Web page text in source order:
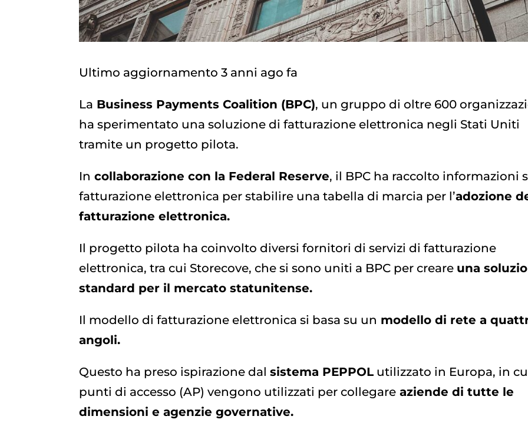
Ultimo aggiornamento 3 anni ago fa
La Business Payments Coalition (BPC), un gruppo di oltre 600
ha sperimentato una soluzione di fatturazione elettronica negli Stati Uniti
tramite un progetto pilota.
In collaborazione con la Federal Reserve, il BPC ha raccolto informazioni
fatturazione elettronica per stabilire una tabella di marcia per l’adozione
fatturazione elettronica.
Il progetto pilota ha coinvolto diversi fornitori di servizi di fatturazione
elettronica, tra cui Storecove, che si sono uniti a BPC per creare una
standard per il mercato statunitense.
Il modello di fatturazione elettronica si basa su un modello di rete a
angoli.
Questo ha preso ispirazione dalsistema PEPPOL utilizzato in Europa, in
punti di accesso (AP) vengono utilizzati per collegare aziende di tutte le
dimensioni e agenzie governative.